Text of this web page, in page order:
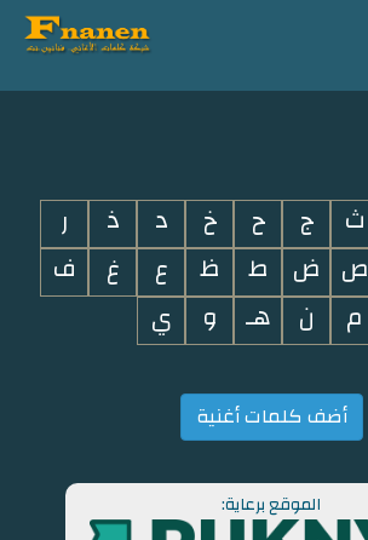
ث ج ح خ د ذ
ر
ص ض ط ظ ع غ
ف
م ن هـ و ي
أضف كلمات أغنية
الموقع برعاية: